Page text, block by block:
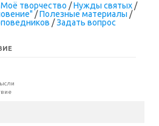
Моё творчество /Нужды святых /
/Полезные материалы /
/Задать вопрос